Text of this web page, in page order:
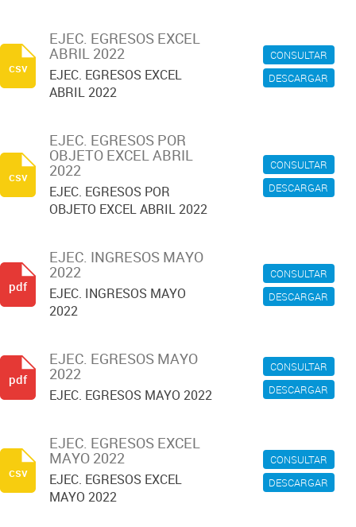
CONSULTAR
DESCARGAR
EJEC. EGRESOS EXCEL
ABRIL 2022
EJEC. EGRESOS EXCEL
ABRIL 2022
csv
CONSULTAR
DESCARGAR
EJEC. EGRESOS POR
OBJETO EXCEL ABRIL
2022
EJEC. EGRESOS POR
OBJETO EXCEL ABRIL 2022
csv
CONSULTAR
DESCARGAR
EJEC. INGRESOS MAYO
2022
EJEC. INGRESOS MAYO
2022
pdf
CONSULTAR
DESCARGAR
EJEC. EGRESOS MAYO
2022
EJEC. EGRESOS MAYO 2022
pdf
CONSULTAR
DESCARGAR
EJEC. EGRESOS EXCEL
MAYO 2022
EJEC. EGRESOS EXCEL
MAYO 2022
csv